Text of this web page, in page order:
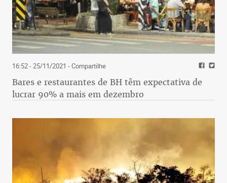
16:52 - 25/11/2021 - Compartilhe
Bares e restaurantes de BH têm expectativa de
lucrar 90% a mais em dezembro